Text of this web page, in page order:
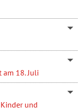
18. Juli
und